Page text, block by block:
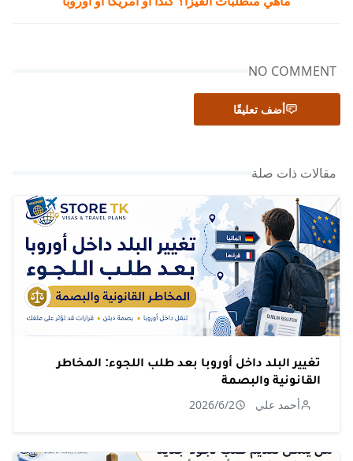
NO COMMENT
أضف تعليقًا
مقالات ذات صلة
تغيير البلد داخل أوروبا بعد طلب اللجوء: المخاطر
القانونية والبصمة
أحمد علي 2026/6/2